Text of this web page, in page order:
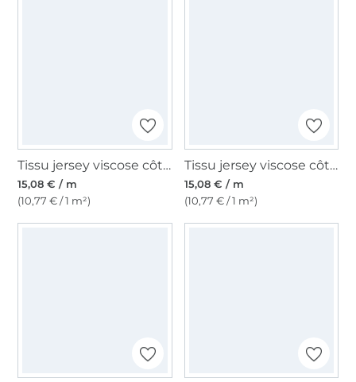
Tissu jersey viscose côtelé gratté brushed, vert gris
15,08 € / m
(10,77 € / 1 m²)
Tissu jersey viscose côtelé gratté brushed, noir
15,08 € / m
(10,77 € / 1 m²)